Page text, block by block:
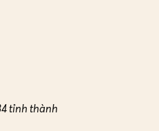
tỉnh thành